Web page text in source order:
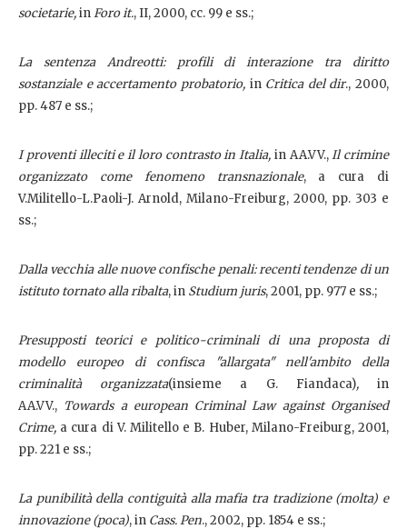
societarie,inForo it., II, 2000, cc. 99 e ss.;
La sentenza Andreotti: profili di interazione tra diritto
sostanziale e accertamento probatorio,in Critica del dir., 2000,
pp. 487 e ss.;
I proventi illeciti e il loro contrasto in Italia, in AA.VV.,Il crimine
organizzato come fenomeno transnazionale, a cura di
V.Militello-L.Paoli-J. Arnold, Milano-Freiburg, 2000, pp. 303 e
ss.;
Dalla vecchia alle nuove confische penali: recenti tendenze di un
istituto tornato alla ribalta, in Studium juris, 2001, pp. 977 e ss.;
Presupposti teorici e politico-criminali di una proposta di
modello europeo di confisca "allargata" nell'ambito della
criminalità organizzata(insieme a G. Fiandaca),in
AA.VV., Towards a european Criminal Law against Organised
Crime, a cura di V. Militello e B. Huber, Milano-Freiburg, 2001,
pp. 221 e ss.;
La punibilità della contiguità alla mafia tra tradizione (molta) e
innovazione (poca), in Cass. Pen., 2002, pp. 1854 e ss.;